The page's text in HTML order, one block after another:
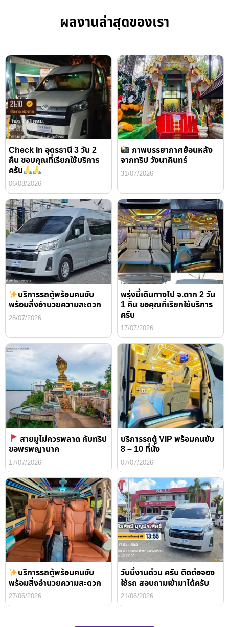
ผลงานล่าสุดของเรา
Check In อุดรธานี 3 วัน 2
คืน ขอบคุณที่เรียกใช้บริการ
ครับ
06/08/2026
ภาพบรรยากาศย้อนหลัง
จากทริป วังนาคินทร์
31/07/2026
บริการรถตู้พร้อมคนขับ
พร้อมสิ่งอำนวยความสะดวก
28/07/2026
พรุ่งนี้เดินทางไป จ.ตาก 2 วัน
1 คืน ขอคุณที่เรียกใช้บริการ
ครับ
17/07/2026
สายมูไม่ควรพลาด กับทริป
ขอพรพญานาค
17/07/2026
บริการรถตู้ VIP พร้อมคนขับ
8 – 10 ที่นั่ง
07/07/2026
บริการรถตู้พร้อมคนขับ
พร้อมสิ่งอำนวยความสะดวก
27/06/2026
วันนี้งานด่วน ครับ ติดต่อจอง
ใช้รถ สอบถามเข้ามาได้ครับ
21/06/2026